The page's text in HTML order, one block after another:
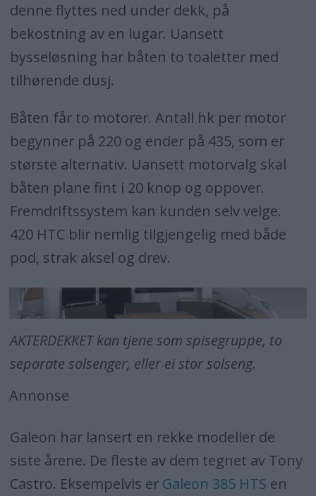
denne flyttes ned under dekk, på
bekostning av en lugar. Uansett
bysseløsning har båten to toaletter med
tilhørende dusj.
Båten får to motorer. Antall hk per motor
begynner på 220 og ender på 435, som er
største alternativ. Uansett motorvalg skal
båten plane fint i 20 knop og oppover.
Fremdriftssystem kan kunden selv velge.
420 HTC blir nemlig tilgjengelig med både
pod, strak aksel og drev.
AKTERDEKKET kan tjene som spisegruppe, to
separate solsenger, eller ei stor solseng.
Annonse
Galeon har lansert en rekke modeller de
siste årene. De fleste av dem tegnet av Tony
Castro. Eksempelvis er Galeon 385 HTS en